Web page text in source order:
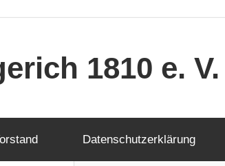
1810 e. V.
Datenschutzerklärung